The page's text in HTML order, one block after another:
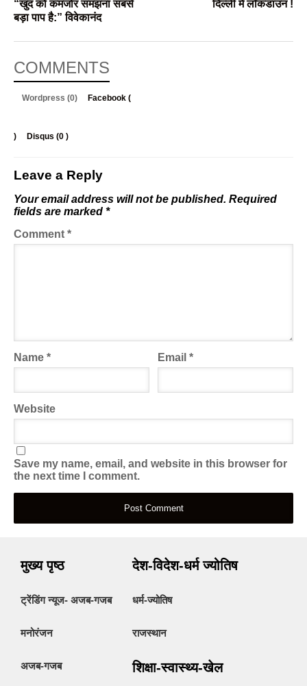
“खुद को कमजोर समझना सबसे
बड़ा पाप है:” विवेकानंद
दिल्ली में लॉकडाउन !
COMMENTS
Wordpress (0) Facebook (
) Disqus (0 )
Leave a Reply
Your email address will not be published. Required
fields are marked *
Comment *
Name * Email*
Website
Save my name, email, and website in this browser for
the next time I comment.
मुख्य पृष्ठ
ट्रेंडिंग न्यूज- अजब-गजब
मनोरंजन
अजब-गजब
देश-विदेश-धर्म ज्योतिष
धर्म-ज्योतिष
राजस्थान
शिक्षा-स्वास्थ्य-खेल